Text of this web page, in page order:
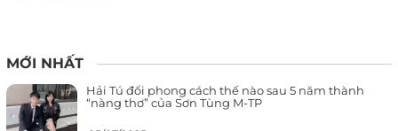
MỚI NHẤT
Hải Tú đổi phong cách thế nào sau 5 năm thành
“nàng thơ” của Sơn Tùng M-TP